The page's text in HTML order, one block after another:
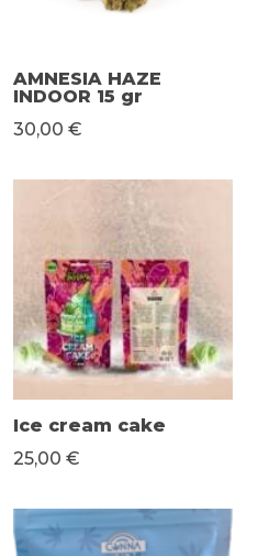
AMNESIA HAZE
INDOOR 15 gr
30,00 €
Ice cream cake
25,00 €